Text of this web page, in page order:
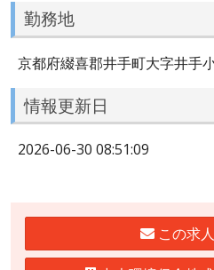
勤務地
京都府綴喜郡井手町大字井手
情報更新日
2026-06-30 08:51:09
この求